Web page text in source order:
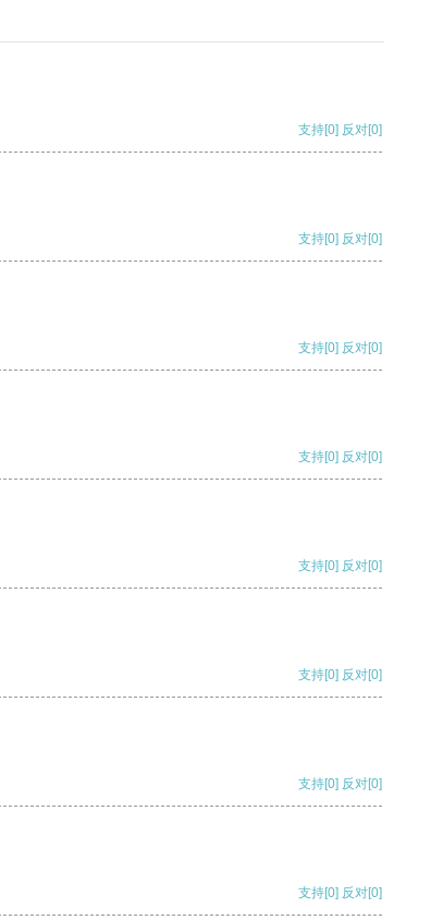
支持[0] 反对[0]
支持[0] 反对[0]
支持[0] 反对[0]
支持[0] 反对[0]
支持[0] 反对[0]
支持[0] 反对[0]
支持[0] 反对[0]
支持[0] 反对[0]